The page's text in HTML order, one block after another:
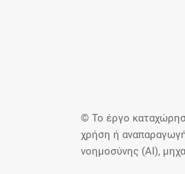
© Το έργο
χρήση ή
νοημοσύνης (AI),